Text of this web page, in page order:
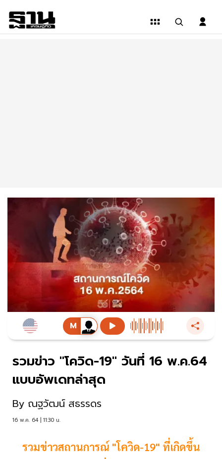
รวมข่าว "โควิด-19" วันที่ 16 พ.ค.64
แบบอัพเดทล่าสุด
By ณฐวัฒน์ สธรรดร
16 พ.ค. 64 | 11:30 น.
รวมข่าวสถานการณ์ "โควิด-19" ที่เกิดขึ้น